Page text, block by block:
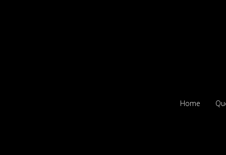
Home